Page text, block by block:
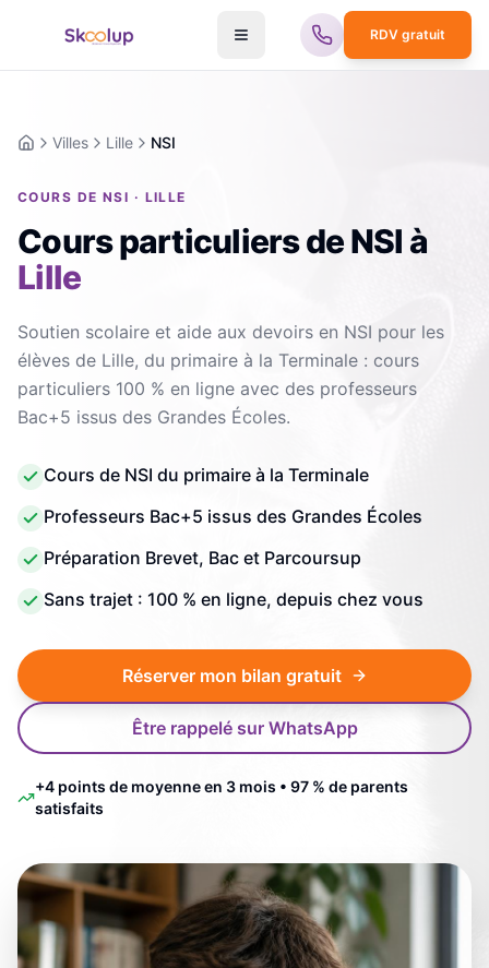
RDV gratuit
AccueilVilles Lille NSI
COURS DE NSI · LILLE
Cours particuliers de NSI à
Lille
Soutien scolaire et aide aux devoirs en NSI pour les
élèves de Lille, du primaire à la Terminale : cours
particuliers 100 % en ligne avec des professeurs
Bac+5 issus des Grandes Écoles.
Cours de NSI du primaire à la Terminale
Professeurs Bac+5 issus des Grandes Écoles
Préparation Brevet, Bac et Parcoursup
Sans trajet : 100 % en ligne, depuis chez vous
Réserver mon bilan gratuit
Être rappelé sur WhatsApp
+4 points de moyenne en 3 mois • 97 % de parents
satisfaits